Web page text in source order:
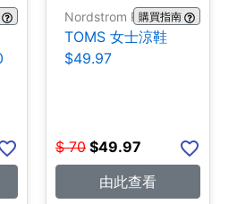
Nordstrom Rack購買指南
TOMS 女士涼鞋
$49.97
$ 70 $49.97
由此查看